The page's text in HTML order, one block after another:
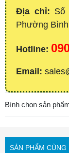
Địa chỉ: Số
Phường
Hotline:
Email:
Bình chọn sản
SẢN PHẨM CÙNG